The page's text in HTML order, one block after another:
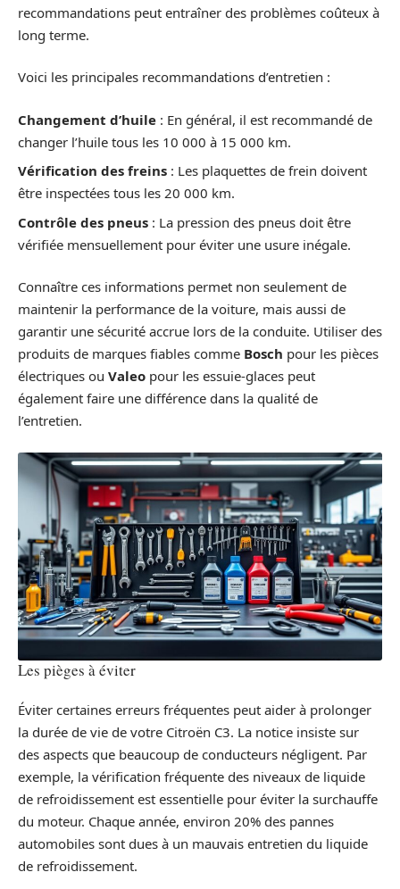
recommandations peut entraîner des problèmes coûteux à
long terme.
Voici les principales recommandations d’entretien :
Changement d’huile : En général, il est recommandé de
changer l’huile tous les 10 000 à 15 000 km.
Vérification des freins : Les plaquettes de frein doivent
être inspectées tous les 20 000 km.
Contrôle des pneus : La pression des pneus doit être
vérifiée mensuellement pour éviter une usure inégale.
Connaître ces informations permet non seulement de
maintenir la performance de la voiture, mais aussi de
garantir une sécurité accrue lors de la conduite. Utiliser des
produits de marques fiables comme Bosch pour les pièces
électriques ou Valeo pour les essuie-glaces peut
également faire une différence dans la qualité de
l’entretien.
Les pièges à éviter
Éviter certaines erreurs fréquentes peut aider à prolonger
la durée de vie de votre Citroën C3. La notice insiste sur
des aspects que beaucoup de conducteurs négligent. Par
exemple, la vérification fréquente des niveaux de liquide
de refroidissement est essentielle pour éviter la surchauffe
du moteur. Chaque année, environ 20% des pannes
automobiles sont dues à un mauvais entretien du liquide
de refroidissement.